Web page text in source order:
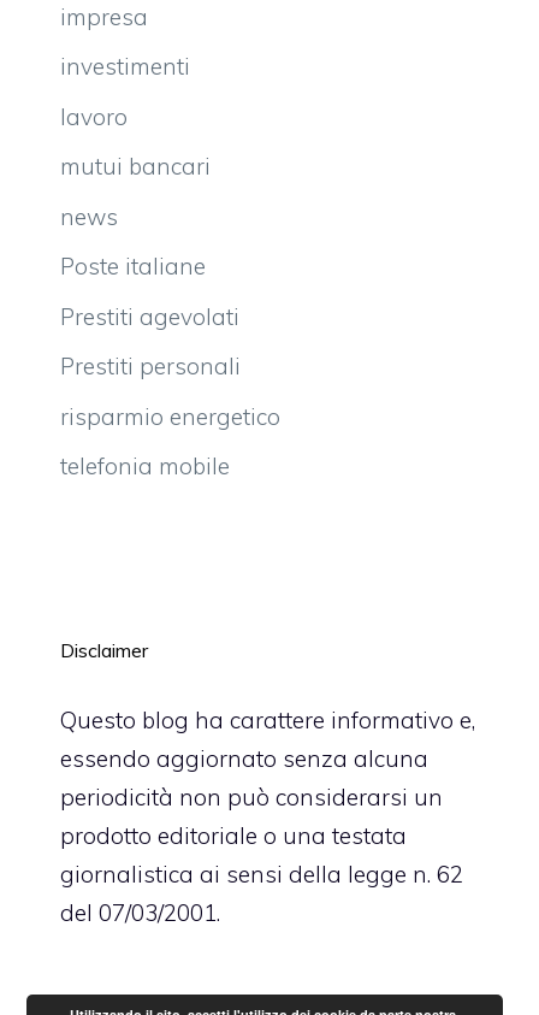
impresa
investimenti
lavoro
mutui bancari
news
Poste italiane
Prestiti agevolati
Prestiti personali
risparmio energetico
telefonia mobile
Disclaimer
Questo blog ha carattere informativo e,
essendo aggiornato senza alcuna
periodicità non può considerarsi un
prodotto editoriale o una testata
giornalistica ai sensi della legge n. 62
del 07/03/2001.